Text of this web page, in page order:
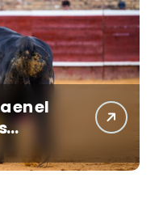
en el